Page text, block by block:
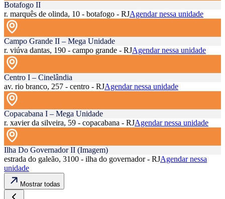
Botafogo II
r. marquês de olinda, 10 - botafogo - RJAgendar nessa unidade
Campo Grande II – Mega Unidade
r. viúva dantas, 190 - campo grande - RJAgendar nessa unidade
Centro I – Cinelândia
av. rio branco, 257 - centro - RJAgendar nessa unidade
Copacabana I – Mega Unidade
r. xavier da silveira, 59 - copacabana - RJAgendar nessa unidade
Ilha Do Governador II (Imagem)
estrada do galeão, 3100 - ilha do governador - RJAgendar nessa
unidade
Mostrar todas